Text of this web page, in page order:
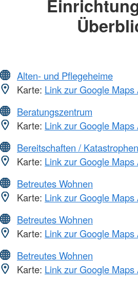
Alten- und Pflegeheime
Karte: Link zur Google Maps
Beratungszentrum
Karte: Link zur Google Maps
Bereitschaften /
Karte: Link zur Google Maps
Betreutes Wohnen
Karte: Link zur Google Maps
Betreutes Wohnen
Karte: Link zur Google Maps
Betreutes Wohnen
Karte: Link zur Google Maps